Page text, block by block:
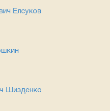
Елсуков
Шизденко